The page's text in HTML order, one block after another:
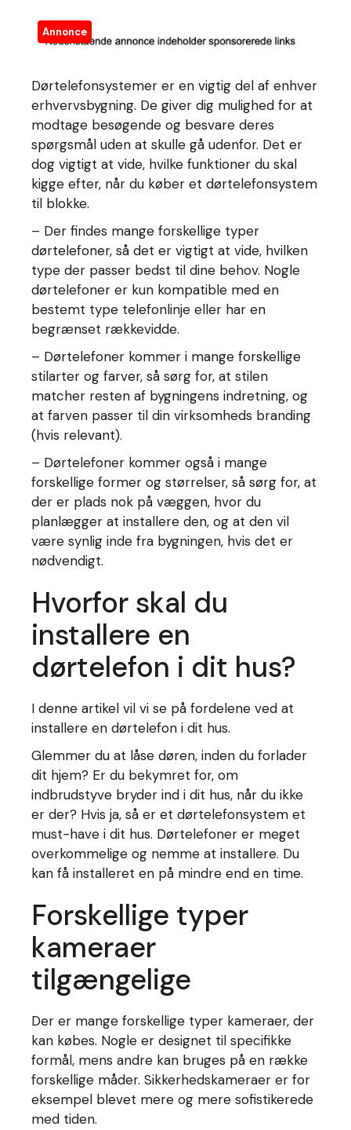
Annonce
Dørtelefonsystemer er en vigtig del af enhver
erhvervsbygning. De giver dig mulighed for at
modtage besøgende og besvare deres
spørgsmål uden at skulle gå udenfor. Det er
dog vigtigt at vide, hvilke funktioner du skal
kigge efter, når du køber et dørtelefonsystem
til blokke.
– Der findes mange forskellige typer
dørtelefoner, så det er vigtigt at vide, hvilken
type der passer bedst til dine behov. Nogle
dørtelefoner er kun kompatible med en
bestemt type telefonlinje eller har en
begrænset rækkevidde.
– Dørtelefoner kommer i mange forskellige
stilarter og farver, så sørg for, at stilen
matcher resten af bygningens indretning, og
at farven passer til din virksomheds branding
(hvis relevant).
– Dørtelefoner kommer også i mange
forskellige former og størrelser, så sørg for, at
der er plads nok på væggen, hvor du
planlægger at installere den, og at den vil
være synlig inde fra bygningen, hvis det er
nødvendigt.
Hvorfor skal du
installere en
dørtelefon i dit hus?
I denne artikel vil vi se på fordelene ved at
installere en dørtelefon i dit hus.
Glemmer du at låse døren, inden du forlader
dit hjem? Er du bekymret for, om
indbrudstyve bryder ind i dit hus, når du ikke
er der? Hvis ja, så er et dørtelefonsystem et
must-have i dit hus. Dørtelefoner er meget
overkommelige og nemme at installere. Du
kan få installeret en på mindre end en time.
Forskellige typer
kameraer
tilgængelige
Der er mange forskellige typer kameraer, der
kan købes. Nogle er designet til specifikke
formål, mens andre kan bruges på en række
forskellige måder. Sikkerhedskameraer er for
eksempel blevet mere og mere sofistikerede
med tiden.